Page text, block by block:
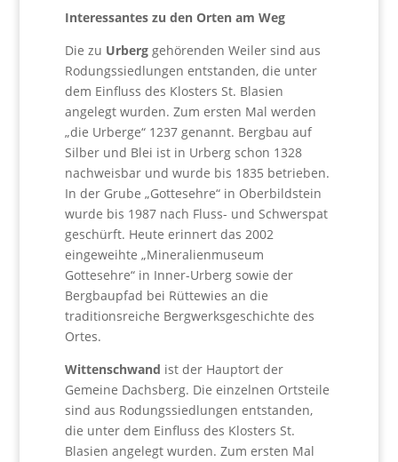
Interessantes zu den Orten am Weg
Die zu Urberggehörenden Weiler sind aus
Rodungssiedlungen entstanden, die unter
dem Einfluss des Klosters St. Blasien
angelegt wurden. Zum ersten Mal werden
„die Urberge“ 1237 genannt. Bergbau auf
Silber und Blei ist in Urberg schon 1328
nachweisbar und wurde bis 1835 betrieben.
In der Grube „Gottesehre“ in Oberbildstein
wurde bis 1987 nach Fluss- und Schwerspat
geschürft. Heute erinnert das 2002
eingeweihte „Mineralienmuseum
Gottesehre“ in Inner-Urberg sowie der
Bergbaupfad bei Rüttewies an die
traditionsreiche Bergwerksgeschichte des
Ortes.
Wittenschwand ist der Hauptort der
Gemeine Dachsberg. Die einzelnen Ortsteile
sind aus Rodungssiedlungen entstanden,
die unter dem Einfluss des Klosters St.
Blasien angelegt wurden. Zum ersten Mal